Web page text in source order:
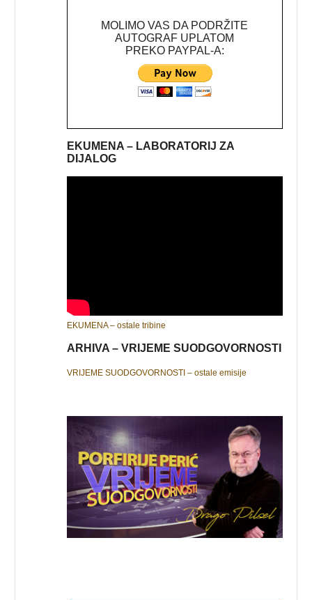
MOLIMO VAS DA PODRŽITE
AUTOGRAF UPLATOM
PREKO PAYPAL-A:
EKUMENA – LABORATORIJ ZA
DIJALOG
EKUMENA – ostale tribine
ARHIVA – VRIJEME SUODGOVORNOSTI
VRIJEME SUODGOVORNOSTI – ostale emisije